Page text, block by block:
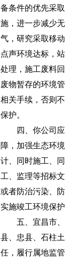
备条件的优先采
施，进一步减少
气，研究采取移
点声环境达标，
处理，施工废料
废物暂存的环境
相关手续，否则
保护。
四、你公司应
障，加强生态环
计、同时施工、
工、监理等招标
或者防治污染、
实施竣工环境保
五、宜昌市、
县、忠县、石柱
任，履行属地监